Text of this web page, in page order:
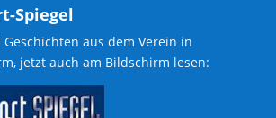
Spiegel
aus dem Verein in
jetzt auch am Bildschirm lesen: